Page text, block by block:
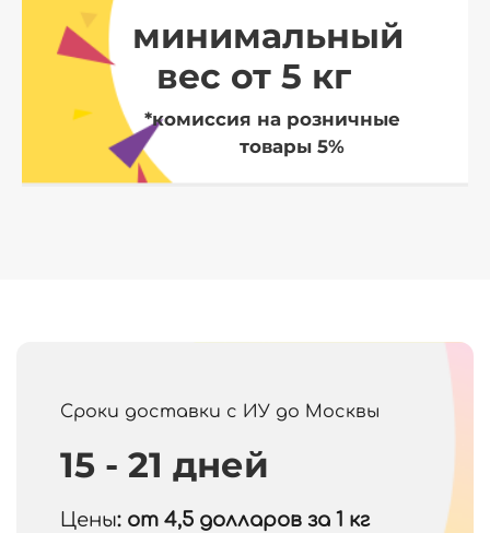
минимальный
вес от 5 кг
*комиссия на розничные
товары 5%
Сроки доставки с ИУ до Москвы
15 - 21 дней
Цены: от 4,5 долларов за 1 кг